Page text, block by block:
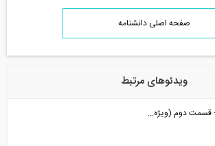
صفحه اصلی دانشنامه
ویدئوهای مرتبط